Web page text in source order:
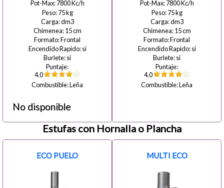
7800
75
15
Frontal
si
si
4.0
Leña
7800
75
15
Frontal
si
si
4.0
Leña
Estufas con Hornalla o Plancha
ECO PUELO MULTI ECO